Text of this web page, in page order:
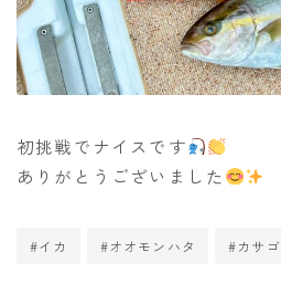
初挑戦でナイスです
ありがとうございました
#イカ #オオモンハタ #カサゴ